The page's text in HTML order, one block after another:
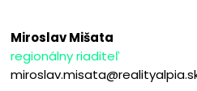
Miroslav Mišata
regionálny riaditeľ